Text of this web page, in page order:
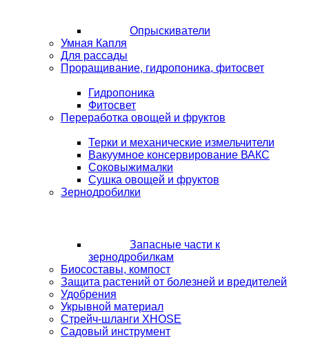
Опрыскиватели
Умная Капля
Для рассады
Проращивание, гидропоника, фитосвет
Гидропоника
Фитосвет
Переработка овощей и фруктов
Терки и механические измельчители
Вакуумное консервирование ВАКС
Соковыжималки
Сушка овощей и фруктов
Зернодробилки
Запасные части к
зернодробилкам
Биосоставы, компост
Защита растений от болезней и вредителей
Удобрения
Укрывной материал
Стрейч-шланги XHOSE
Садовый инструмент